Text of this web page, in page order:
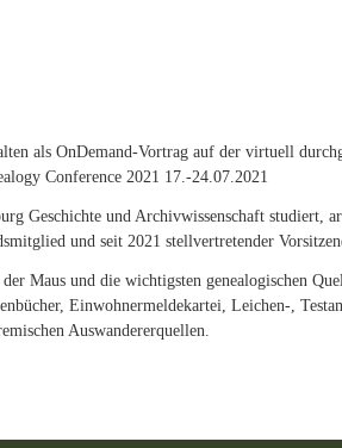
als OnDemand-Vortrag auf der virtuell
Conference 2021 17.-24.07.2021
Geschichte und Archivwissenschaft studiert,
und seit 2021 stellvertretender
Maus und die wichtigsten genealogischen
Einwohnermeldekartei, Leichen-,
Auswandererquellen.